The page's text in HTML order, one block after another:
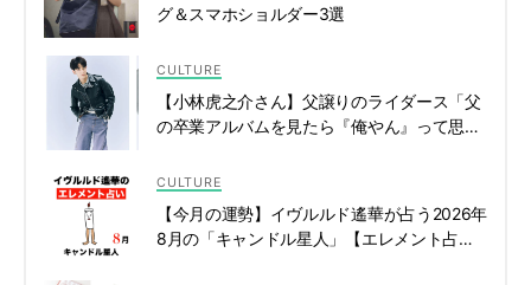
グ＆スマホショルダー3選
CULTURE
【小林虎之介さん】父譲りのライダース「父
の卒業アルバムを見たら『俺やん』って思い
CULTURE
【今月の運勢】イヴルルド遙華が占う2026年
8月の「キャンドル星人」【エレメント占